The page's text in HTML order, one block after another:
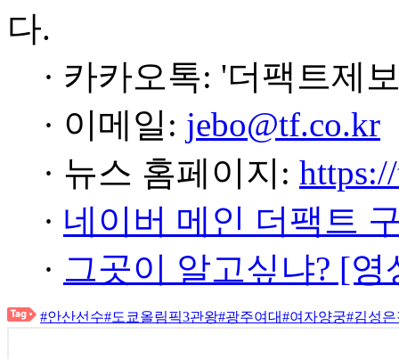
다.
· 카카오톡: '더팩트제
· 이메일: jebo@tf.co.kr
· 뉴스 홈페이지:
· 네이버 메인 더팩트
· 그곳이 알고싶냐? [
#안산선수#도쿄올림픽3관왕#광주여대#여자양궁#김성